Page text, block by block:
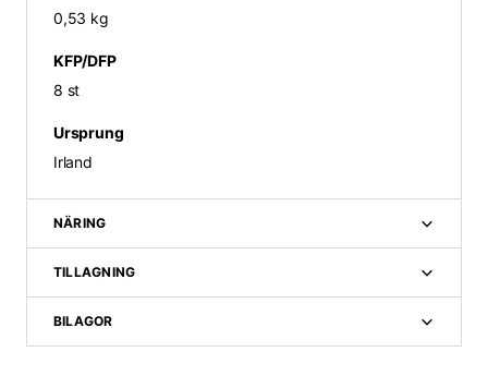
0,53 kg
KFP/DFP
8 st
Ursprung
Irland
NÄRING
TILLAGNING
BILAGOR
ö
v
n